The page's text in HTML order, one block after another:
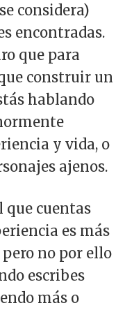
considera)
encontradas.
que para
construir un
hablando
y vida, o
ajenos.
que cuentas
es más
no por ello
escribes
más o